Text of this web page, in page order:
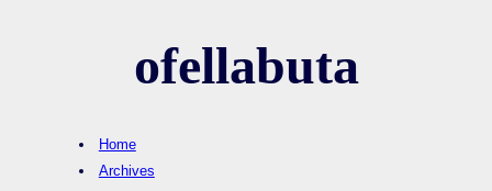
ofellabuta
Home
Archives